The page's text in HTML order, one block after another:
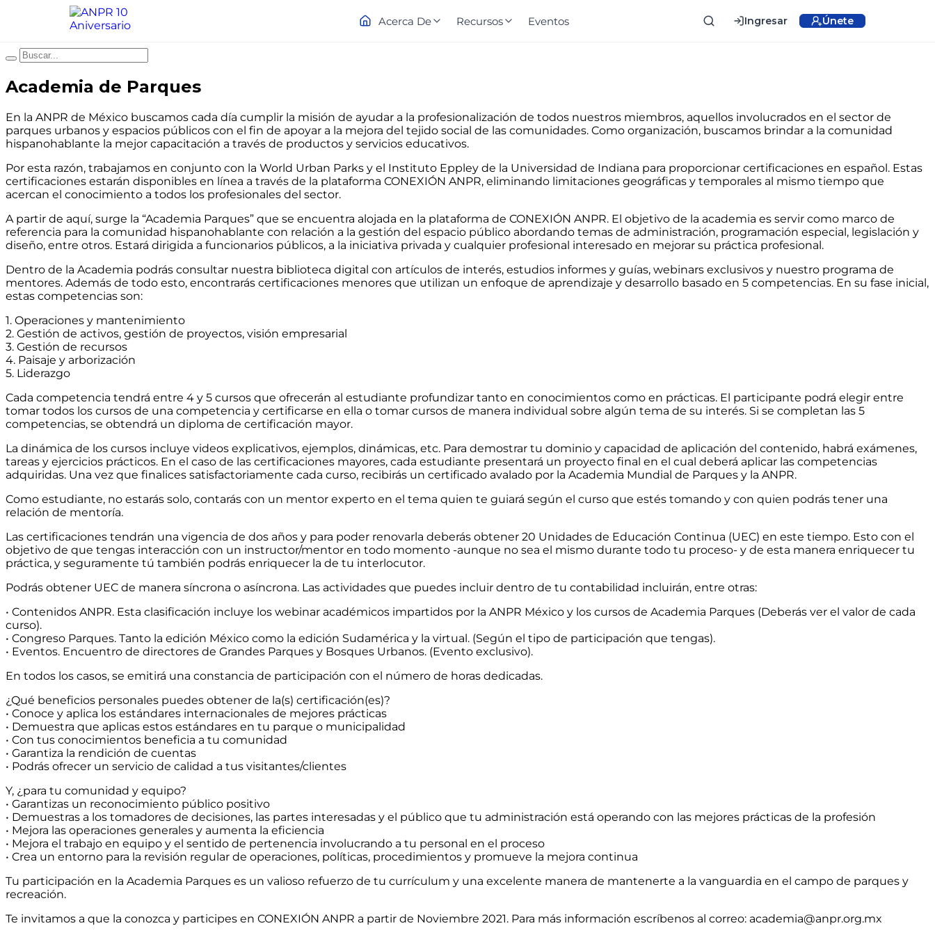
Acerca De Recursos Eventos Ingresar Únete
Academia de Parques
En la ANPR de México buscamos cada día cumplir la misión de ayudar a la profesionalización de todos nuestros miembros, aquellos involucrados en el sector de
parques urbanos y espacios públicos con el fin de apoyar a la mejora del tejido social de las comunidades. Como organización, buscamos brindar a la comunidad
hispanohablante la mejor capacitación a través de productos y servicios educativos.
Por esta razón, trabajamos en conjunto con la World Urban Parks y el Instituto Eppley de la Universidad de Indiana para proporcionar certificaciones en español. Estas
certificaciones estarán disponibles en línea a través de la plataforma CONEXIÓN ANPR, eliminando limitaciones geográficas y temporales al mismo tiempo que
acercan el conocimiento a todos los profesionales del sector.
A partir de aquí, surge la “Academia Parques” que se encuentra alojada en la plataforma de CONEXIÓN ANPR. El objetivo de la academia es servir como marco de
referencia para la comunidad hispanohablante con relación a la gestión del espacio público abordando temas de administración, programación especial, legislación y
diseño, entre otros. Estará dirigida a funcionarios públicos, a la iniciativa privada y cualquier profesional interesado en mejorar su práctica profesional.
Dentro de la Academia podrás consultar nuestra biblioteca digital con artículos de interés, estudios informes y guías, webinars exclusivos y nuestro programa de
mentores. Además de todo esto, encontrarás certificaciones menores que utilizan un enfoque de aprendizaje y desarrollo basado en 5 competencias. En su fase inicial,
estas competencias son:
1. Operaciones y mantenimiento
2. Gestión de activos, gestión de proyectos, visión empresarial
3. Gestión de recursos
4. Paisaje y arborización
5. Liderazgo
Cada competencia tendrá entre 4 y 5 cursos que ofrecerán al estudiante profundizar tanto en conocimientos como en prácticas. El participante podrá elegir entre
tomar todos los cursos de una competencia y certificarse en ella o tomar cursos de manera individual sobre algún tema de su interés. Si se completan las 5
competencias, se obtendrá un diploma de certificación mayor.
La dinámica de los cursos incluye videos explicativos, ejemplos, dinámicas, etc. Para demostrar tu dominio y capacidad de aplicación del contenido, habrá exámenes,
tareas y ejercicios prácticos. En el caso de las certificaciones mayores, cada estudiante presentará un proyecto final en el cual deberá aplicar las competencias
adquiridas. Una vez que finalices satisfactoriamente cada curso, recibirás un certificado avalado por la Academia Mundial de Parques y la ANPR.
Como estudiante, no estarás solo, contarás con un mentor experto en el tema quien te guiará según el curso que estés tomando y con quien podrás tener una
relación de mentoría.
Las certificaciones tendrán una vigencia de dos años y para poder renovarla deberás obtener 20 Unidades de Educación Continua (UEC) en este tiempo. Esto con el
objetivo de que tengas interacción con un instructor/mentor en todo momento -aunque no sea el mismo durante todo tu proceso- y de esta manera enriquecer tu
práctica, y seguramente tú también podrás enriquecer la de tu interlocutor.
Podrás obtener UEC de manera síncrona o asíncrona. Las actividades que puedes incluir dentro de tu contabilidad incluirán, entre otras:
• Contenidos ANPR. Esta clasificación incluye los webinar académicos impartidos por la ANPR México y los cursos de Academia Parques (Deberás ver el valor de cada
curso).
• Congreso Parques. Tanto la edición México como la edición Sudamérica y la virtual. (Según el tipo de participación que tengas).
• Eventos. Encuentro de directores de Grandes Parques y Bosques Urbanos. (Evento exclusivo).
En todos los casos, se emitirá una constancia de participación con el número de horas dedicadas.
¿Qué beneficios personales puedes obtener de la(s) certificación(es)?
• Conoce y aplica los estándares internacionales de mejores prácticas
• Demuestra que aplicas estos estándares en tu parque o municipalidad
• Con tus conocimientos beneficia a tu comunidad
• Garantiza la rendición de cuentas
• Podrás ofrecer un servicio de calidad a tus visitantes/clientes
Y, ¿para tu comunidad y equipo?
• Garantizas un reconocimiento público positivo
• Demuestras a los tomadores de decisiones, las partes interesadas y el público que tu administración está operando con las mejores prácticas de la profesión
• Mejora las operaciones generales y aumenta la eficiencia
• Mejora el trabajo en equipo y el sentido de pertenencia involucrando a tu personal en el proceso
• Crea un entorno para la revisión regular de operaciones, políticas, procedimientos y promueve la mejora continua
Tu participación en la Academia Parques es un valioso refuerzo de tu currículum y una excelente manera de mantenerte a la vanguardia en el campo de parques y
recreación.
Te invitamos a que la conozca y participes en CONEXIÓN ANPR a partir de Noviembre 2021. Para más información escríbenos al correo: academia@anpr.org.mx